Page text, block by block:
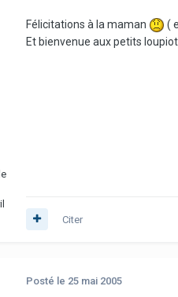
Félicitations à la maman
(
Et bienvenue aux petits
Citer
Posté le 25 mai 2005